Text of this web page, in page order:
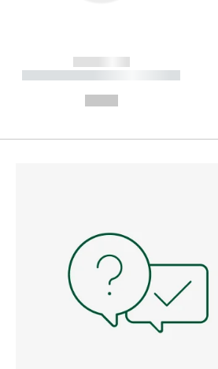
------------
----------- ----------- ----------